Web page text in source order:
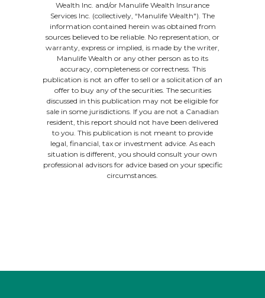
Wealth Inc. and/or Manulife Wealth Insurance
Services Inc. (collectively, “Manulife Wealth"). The
information contained herein was obtained from
sources believed to be reliable. No representation, or
warranty, express or implied, is made by the writer,
Manulife Wealth or any other person as to its
accuracy, completeness or correctness. This
publication is not an offer to sell or a solicitation of an
offer to buy any of the securities. The securities
discussed in this publication may not be eligible for
sale in some jurisdictions. If you are not a Canadian
resident, this report should not have been delivered
to you. This publication is not meant to provide
legal, financial, tax or investment advice. As each
situation is different, you should consult your own
professional advisors for advice based on your specific
circumstances.